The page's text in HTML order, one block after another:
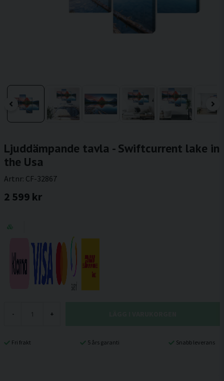
Ljuddämpande tavla - Swiftcurrent lake in
the Usa
Artnr: CF-32867
2 599 kr
- +
Fri frakt 5 års garanti Snabb leverans